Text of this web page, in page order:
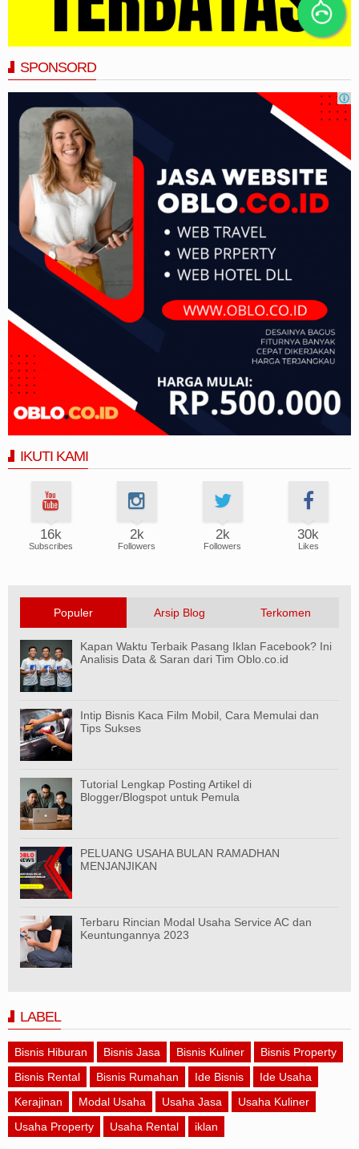
SPONSORD
IKUTI KAMI
16k
Subscribes
2k
Followers
2k
Followers
30k
Likes
Populer Arsip Blog Terkomen
Kapan Waktu Terbaik Pasang Iklan Facebook? Ini
Analisis Data & Saran dari Tim Oblo.co.id
Intip Bisnis Kaca Film Mobil, Cara Memulai dan
Tips Sukses
Tutorial Lengkap Posting Artikel di
Blogger/Blogspot untuk Pemula
PELUANG USAHA BULAN RAMADHAN
MENJANJIKAN
Terbaru Rincian Modal Usaha Service AC dan
Keuntungannya 2023
LABEL
Bisnis Hiburan Bisnis Jasa Bisnis Kuliner
Bisnis Property
Bisnis Rental
Bisnis Rumahan Ide Bisnis
Ide Usaha
Kerajinan
Modal Usaha Usaha Jasa
Usaha Kuliner
Usaha Property
Usaha Rental iklan